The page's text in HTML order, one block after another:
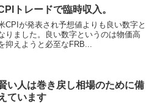
トレードで臨時収入。
CPIが発表され予想値よりも良い数字と
りました。良い数字というのは物価高
抑えようと必至なFRB...
い人は巻き戻し相場のために備
ています